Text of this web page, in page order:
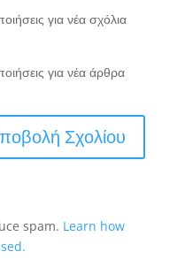
για νέα σχόλια
για νέα άρθρα
spam. Learn how